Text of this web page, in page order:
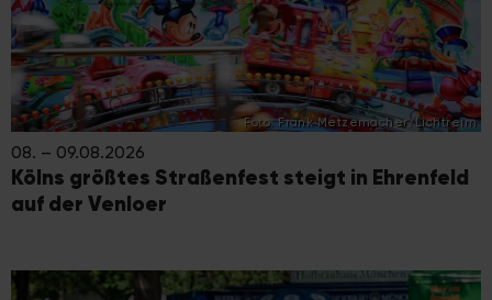
Foto: Frank Metzemacher/Lichtreim
08. – 09.08.2026
Kölns größtes Straßenfest steigt in Ehrenfeld
auf der Venloer